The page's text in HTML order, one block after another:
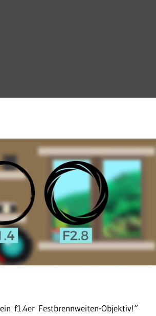
f1.4er Festbrennweiten-Objektiv!“